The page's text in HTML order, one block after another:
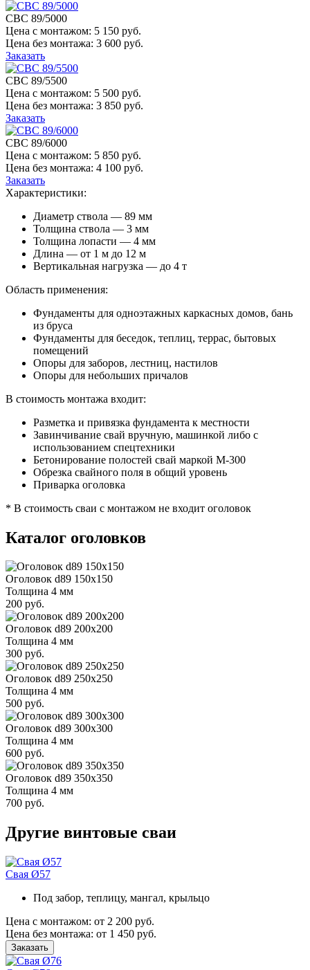
СВС 89/5000
Цена с монтажом: 5 150 руб.
Цена без монтажа: 3 600 руб.
Заказать
СВС 89/5500
Цена с монтажом: 5 500 руб.
Цена без монтажа: 3 850 руб.
Заказать
СВС 89/6000
Цена с монтажом: 5 850 руб.
Цена без монтажа: 4 100 руб.
Заказать
Характеристики:
Диаметр ствола — 89 мм
Толщина ствола — 3 мм
Толщина лопасти — 4 мм
Длина — от 1 м до 12 м
Вертикальная нагрузка — до 4 т
Область применения:
Фундаменты для одноэтажных каркасных домов, бань
из бруса
Фундаменты для беседок, теплиц, террас, бытовых
помещений
Опоры для заборов, лестниц, настилов
Опоры для небольших причалов
В стоимость монтажа входит:
Разметка и привязка фундамента к местности
Завинчивание свай вручную, машинкой либо с
использованием спецтехники
Бетонирование полостей свай маркой М-300
Обрезка свайного поля в общий уровень
Приварка оголовка
* В стоимость сваи с монтажом не входит оголовок
Каталог оголовков
Оголовок d89 150х150
Толщина 4 мм
200 руб.
Оголовок d89 200х200
Толщина 4 мм
300 руб.
Оголовок d89 250х250
Толщина 4 мм
500 руб.
Оголовок d89 300х300
Толщина 4 мм
600 руб.
Оголовок d89 350х350
Толщина 4 мм
700 руб.
Другие винтовые сваи
Свая Ø57
Под забор, теплицу, мангал, крыльцо
Цена с монтажом: от 2 200 руб.
Цена без монтажа: от 1 450 руб.
Заказать